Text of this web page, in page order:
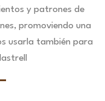
y patrones de
promoviendo una
usarla también para